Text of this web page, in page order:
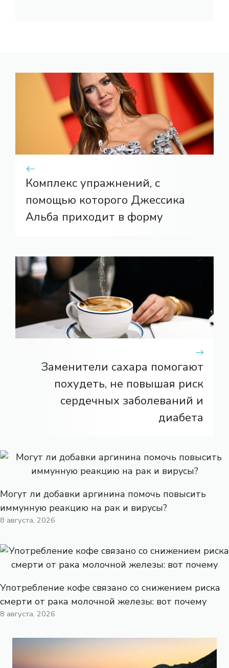
Комплекс упражнений, с
помощью которого Джессика
Альба приходит в форму
Заменители сахара помогают
похудеть, не повышая риск
сердечных заболеваний и
диабета
Могут ли добавки аргинина помочь повысить
иммунную реакцию на рак и вирусы?
8 августа, 2026
Употребление кофе связано со снижением риска
смерти от рака молочной железы: вот почему
8 августа, 2026